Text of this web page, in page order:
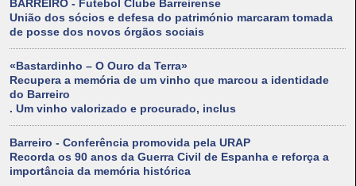
BARREIRO - Futebol Clube Barreirense
União dos sócios e defesa do património marcaram tomada
de posse dos novos órgãos sociais
«Bastardinho – O Ouro da Terra»
Recupera a memória de um vinho que marcou a identidade
do Barreiro
. Um vinho valorizado e procurado, inclus
Barreiro - Conferência promovida pela URAP
Recorda os 90 anos da Guerra Civil de Espanha e reforça a
importância da memória histórica